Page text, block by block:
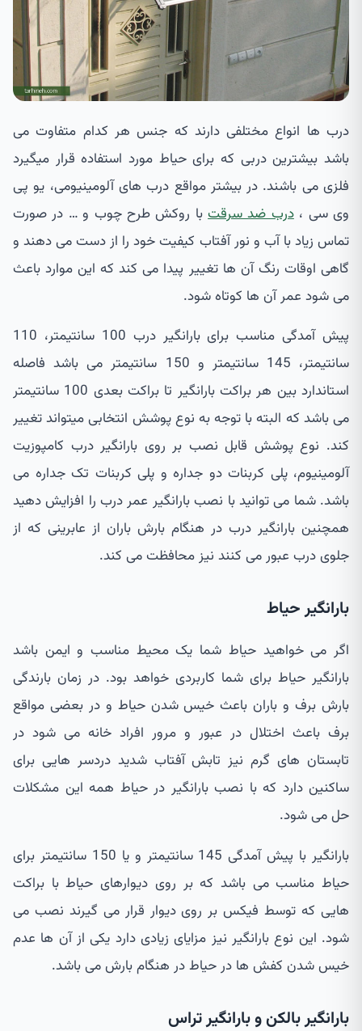
درب ها انواع مختلفی دارند که جنس هر کدام متفاوت می
باشد بیشترین دربی که برای حیاط مورد استفاده قرار میگیرد
فلزی می باشند. در بیشتر مواقع درب های آلومینیومی، یو پی
وی سی ،درب ضد سرقتبا روکش طرح چوب و … در صورت
تماس زیاد با آب و نور آفتاب کیفیت خود را از دست می دهند و
گاهی اوقات رنگ آن ها تغییر پیدا می کند که این موارد باعث
می شود عمر آن ها کوتاه شود.
پیش آمدگی مناسب برای بارانگیر درب 100 سانتیمتر، 110
سانتیمتر، 145 سانتیمتر و 150 سانتیمتر می باشد فاصله
استاندارد بین هر براکت بارانگیر تا براکت بعدی 100 سانتیمتر
می باشد که البته با توجه به نوع پوشش انتخابی میتواند تغییر
کند. نوع پوشش قابل نصب بر روی بارانگیر درب کامپوزیت
آلومینیوم، پلی کربنات دو جداره و پلی کربنات تک جداره می
باشد. شما می توانید با نصب بارانگیر عمر درب را افزایش دهید
همچنین بارانگیر درب در هنگام بارش باران از عابرینی که از
جلوی درب عبور می کنند نیز محافظت می کند.
بارانگیر حیاط
اگر می خواهید حیاط شما یک محیط مناسب و ایمن باشد
بارانگیر حیاط برای شما کاربردی خواهد بود. در زمان بارندگی
بارش برف و باران باعث خیس شدن حیاط و در بعضی مواقع
برف باعث اختلال در عبور و مرور افراد خانه می شود در
تابستان های گرم نیز تابش آفتاب شدید دردسر هایی برای
ساکنین دارد که با نصب بارانگیر در حیاط همه این مشکلات
حل می شود.
بارانگیر با پیش آمدگی 145 سانتیمتر و یا 150 سانتیمتر برای
حیاط مناسب می باشد که بر روی دیوارهای حیاط با براکت
هایی که توسط فیکس بر روی دیوار قرار می گیرند نصب می
شود. این نوع بارانگیر نیز مزایای زیادی دارد یکی از آن ها عدم
خیس شدن کفش ها در حیاط در هنگام بارش می باشد.
بارانگیر بالکن و بارانگیر تراس